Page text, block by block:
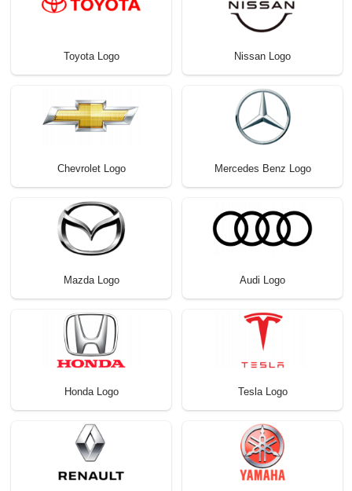
Toyota Logo Nissan Logo
Chevrolet Logo Mercedes Benz Logo
Mazda Logo Audi Logo
Honda Logo Tesla Logo